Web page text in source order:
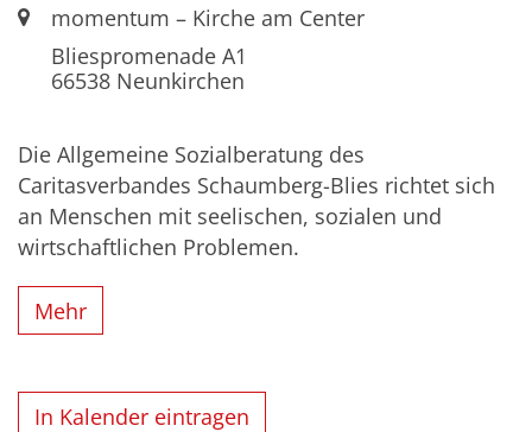
Ort:momentum – Kirche am Center
Bliespromenade A1
66538Neunkirchen
Die Allgemeine Sozialberatung des
Caritasverbandes Schaumberg-Blies richtet sich
an Menschen mit seelischen, sozialen und
wirtschaftlichen Problemen.
Mehr
In Kalender eintragen